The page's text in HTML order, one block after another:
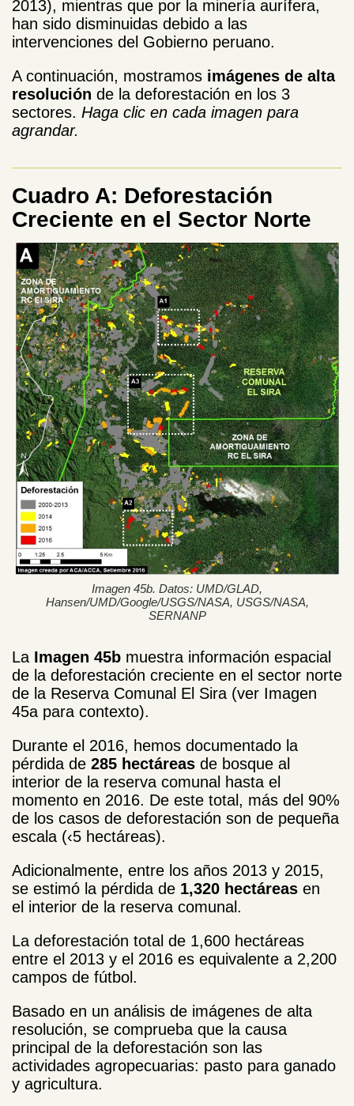
2013), mientras que por la minería aurífera,
han sido disminuidas debido a las
intervenciones del Gobierno peruano.
A continuación, mostramos imágenes de alta
resolución de la deforestación en los 3
sectores. Haga clic en cada imagen para
agrandar.
Cuadro A: Deforestación
Creciente en el Sector Norte
Imagen 45b. Datos: UMD/GLAD,
Hansen/UMD/Google/USGS/NASA, USGS/NASA,
SERNANP
La Imagen 45b muestra información espacial
de la deforestación creciente en el sector norte
de la Reserva Comunal El Sira (ver Imagen
45a para contexto).
Durante el 2016, hemos documentado la
pérdida de 285 hectáreas de bosque al
interior de la reserva comunal hasta el
momento en 2016. De este total, más del 90%
de los casos de deforestación son de pequeña
escala (‹5 hectáreas).
Adicionalmente, entre los años 2013 y 2015,
se estimó la pérdida de 1,320 hectáreas en
el interior de la reserva comunal.
La deforestación total de 1,600 hectáreas
entre el 2013 y el 2016 es equivalente a 2,200
campos de fútbol.
Basado en un análisis de imágenes de alta
resolución, se comprueba que la causa
principal de la deforestación son las
actividades agropecuarias: pasto para ganado
y agricultura.